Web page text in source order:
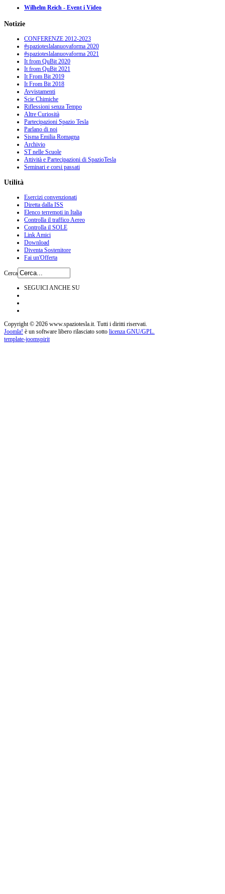
Wilhelm Reich - Event i Video
Notizie
CONFERENZE 2012-2023
#spazioteslalanuovaforma 2020
#spazioteslalanuovaforma 2021
It from QuBit 2020
It from QuBit 2021
It From Bit 2019
It From Bit 2018
Avvistamenti
Scie Chimiche
Riflessioni senza Tempo
Altre Curiosità
Partecipazioni Spazio Tesla
Parlano di noi
Sisma Emilia Romagna
Archivio
ST nelle Scuole
Attività e Partecipazioni di SpazioTesla
Seminari e corsi passati
Utilità
Esercizi convenzionati
Diretta dalla ISS
Elenco terremoti in Italia
Controlla il traffico Aereo
Controlla il SOLE
Link Amici
Download
Diventa Sostenitore
Fai un'Offerta
Cerca
SEGUICI ANCHE SU
Copyright © 2026 www.spaziotesla.it. Tutti i diritti riservati.
Joomla! è un software libero rilasciato sotto licenza GNU/GPL.
template-joomspirit